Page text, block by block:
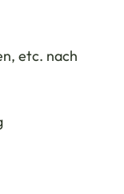
etc. nach